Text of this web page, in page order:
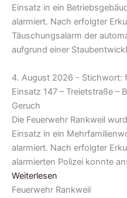
Einsatz in ein
alarmiert. Nach erfolgter
Täuschungsalarm der
aufgrund einer
4. August 2026 - Stichwort:
Einsatz 147 – Treietstraße –
Geruch
Die Feuerwehr Rankweil
Einsatz in ein
alarmiert. Nach erfolgter
alarmierten Polizei konnte
Weiterlesen
Feuerwehr Rankweil